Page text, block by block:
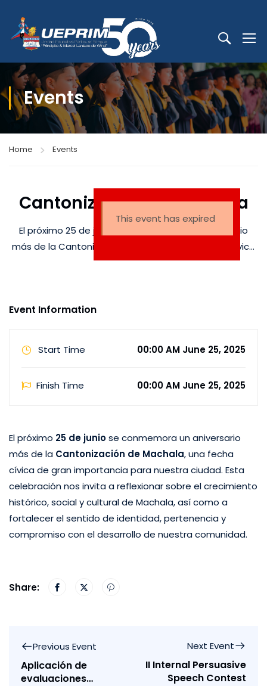
Events
Home Events
Cantonización de Machala
El próximo 25 de junio se conmemora un aniversario
más de la Cantonización de Machala, una fecha cívica
de gran importancia para nuestra ciudad. Esta
This event has expired
Event Information
Start Time 00:00 AM June 25, 2025
Finish Time 00:00 AM June 25, 2025
El próximo 25 de juniose conmemora un aniversario
más de la Cantonización de Machala, una fecha
cívica de gran importancia para nuestra ciudad. Esta
celebración nos invita a reflexionar sobre el crecimiento
histórico, social y cultural de Machala, así como a
fortalecer el sentido de identidad, pertenencia y
compromiso con el desarrollo de nuestra comunidad.
Share:
Previous Event
Aplicación de
evaluaciones
Next Event
II Internal Persuasive
Speech Contest